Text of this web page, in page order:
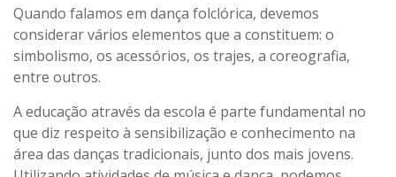
Quando falamos em dança folclórica, devemos
considerar vários elementos que a constituem: o
simbolismo, os acessórios, os trajes, a coreografia,
entre outros.
A educação através da escola é parte fundamental no
que diz respeito à sensibilização e conhecimento na
área das danças tradicionais, junto dos mais jovens.